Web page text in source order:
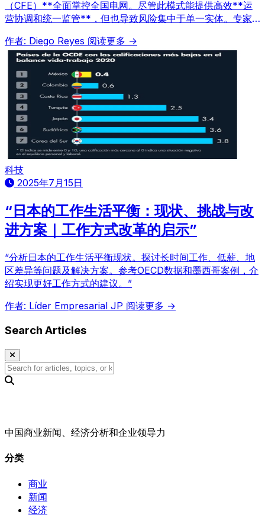
（CFE）**全面掌控全国电网。尽管此模式能提供高效**运
营协调和统一监管**，但也导致风险集中于单一实体。专家
性或局部性电力崩溃。
作者: Diego Reyes 阅读更多 →
科技
2025年7月15日
“日本的工作生活平衡：现状、挑战与改
进方案｜工作方式改革的启示”
“分析日本的工作生活平衡现状。探讨长时间工作、低薪、地
区差异等问题及解决方案。参考OECD数据和墨西哥案例，介
绍实现更好工作方式的建议。”
作者: Líder Empresarial JP 阅读更多 →
Search Articles
中国商业新闻、经济分析和企业领导力
分类
商业
新闻
经济